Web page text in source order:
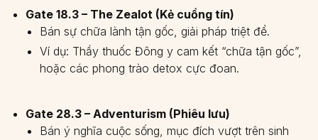
Gate 18.3 – The Zealot (Kẻ cuồng tín)
Bán sự chữa lành tận gốc, giải pháp triệt để.
Ví dụ: Thầy thuốc Đông y cam kết “chữa tận gốc”,
hoặc các phong trào detox cực đoan.
Gate 28.3 – Adventurism (Phiêu lưu)
Bán ý nghĩa cuộc sống, mục đích vượt trên sinh